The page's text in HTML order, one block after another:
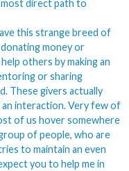
direct path to
this strange breed of
money or
others by making an
or sharing
These givers actually
interaction. Very few of
of us hover somewhere
of people, who are
to maintain an even
you to help me in